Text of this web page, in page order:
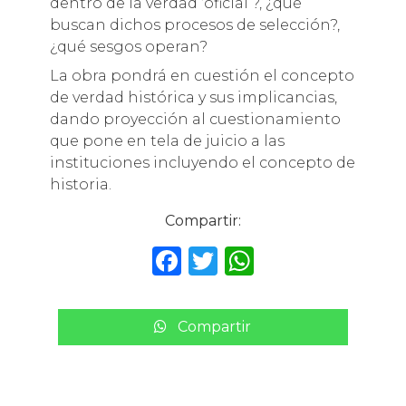
buscan dichos procesos de selección?,
¿qué sesgos operan?
La obra pondrá en cuestión el concepto
de verdad histórica y sus implicancias,
dando proyección al cuestionamiento
que pone en tela de juicio a las
instituciones incluyendo el concepto de
historia.
Compartir:
F
c
e
T
it
te
W
a
ts
Compartir